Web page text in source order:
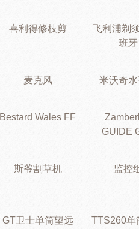
喜利得修枝剪
飞利浦剃
班牙
麦克风 米沃奇
Bestard Wales FF
GUIDE
斯爷割草机 监控
GT卫士单筒望远
TTS260单